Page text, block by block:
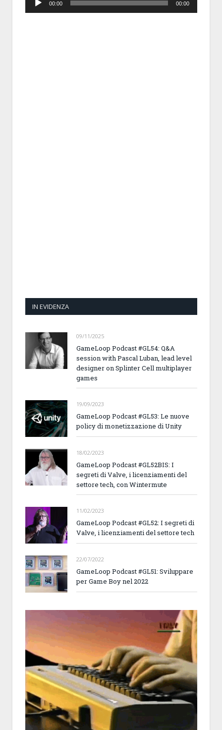
Player
00:00 00:00
IN EVIDENZA
09/11/2025
GameLoop Podcast #GL54: Q&A
session with Pascal Luban, lead level
designer on Splinter Cell multiplayer
games
19/09/2023
GameLoop Podcast #GL53: Le nuove
policy di monetizzazione di Unity
18/02/2023
GameLoop Podcast #GL52BIS: I
segreti di Valve, i licenziamenti del
settore tech, con Wintermute
11/02/2023
GameLoop Podcast #GL52: I segreti di
Valve, i licenziamenti del settore tech
22/07/2022
GameLoop Podcast #GL51: Sviluppare
per Game Boy nel 2022